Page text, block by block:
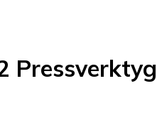
Pressverktyg